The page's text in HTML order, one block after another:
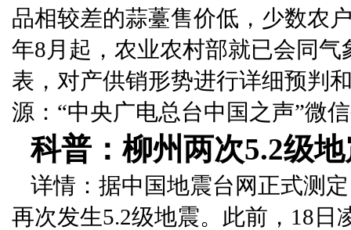
品相较差的蒜薹售价低，少数农
年8月起，农业农村部就已会同
表，对产供销形势进行详细预判
源：“中央广电总台中国之声”微
科普：柳州两次5.2级
详情：据中国地震台网正式测
再次发生5.2级地震。此前，18日